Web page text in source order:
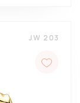
JW 203